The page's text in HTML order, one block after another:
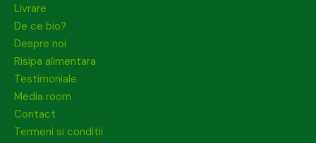
Livrare
De ce bio?
Despre noi
Risipa alimentara
Testimoniale
Media room
Contact
Termeni si conditii